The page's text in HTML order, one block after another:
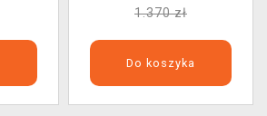
1.370 zł
Do koszyka